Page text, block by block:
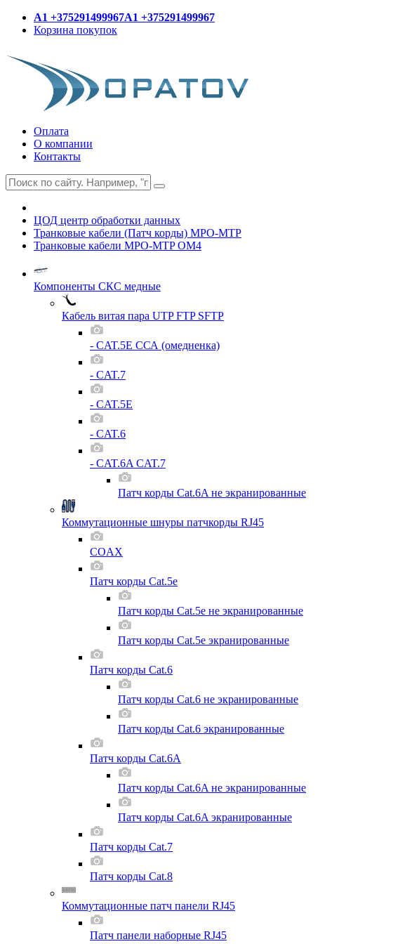
A1 +375291499967A1 +375291499967
Корзина покупок
Оплата
О компании
Контакты
ЦОД центр обработки данных
Транковые кабели (Патч корды) MPO-MTP
Транковые кабели MPO-MTP OM4
Компоненты СКС медные
Кабель витая пара UTP FTP SFTP
- CAT.5E ССА (омедненка)
- CAT.7
- CAT.5E
- CAT.6
- CAT.6A CAT.7
Патч корды Cat.6A не экранированные
Коммутационные шнуры патчкорды RJ45
COAX
Патч корды Cat.5e
Патч корды Cat.5e не экранированные
Патч корды Cat.5e экранированные
Патч корды Cat.6
Патч корды Cat.6 не экранированные
Патч корды Cat.6 экранированные
Патч корды Cat.6A
Патч корды Cat.6A не экранированные
Патч корды Cat.6A экранированные
Патч корды Cat.7
Патч корды Cat.8
Коммутационные патч панели RJ45
Патч панели наборные RJ45